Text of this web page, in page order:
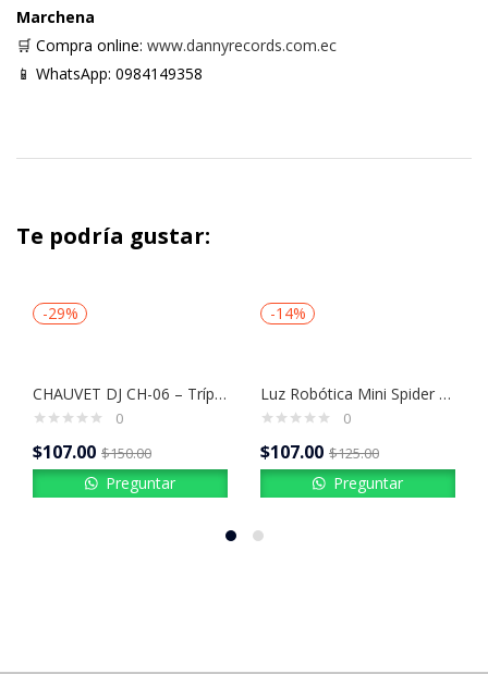
Marchena
🛒 Compra online: www.dannyrecords.com.ec
📱 WhatsApp: 0984149358
Te podría gustar:
-29%
CHAUVET DJ CH-06 – Trípode tipo T para Luces / Soporte de Iluminación Profesional
0
$107.00 $150.00
Preguntar
-14%
Luz Robótica Mini Spider – Sonic USA LED RGBW 40W DMX
0
$107.00 $125.00
Preguntar